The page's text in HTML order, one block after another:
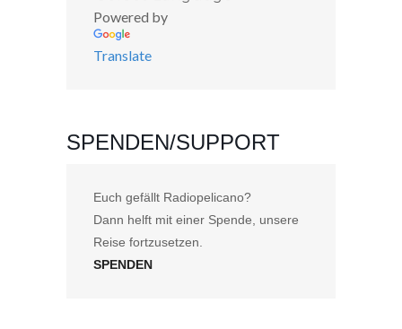
Powered by
Translate
SPENDEN/SUPPORT
Euch gefällt Radiopelicano?
Dann helft mit einer Spende, unsere
Reise fortzusetzen.
SPENDEN